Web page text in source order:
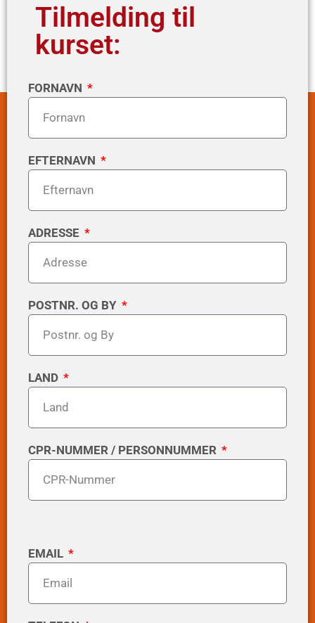
Tilmelding til
kurset:
FORNAVN
EFTERNAVN
ADRESSE
POSTNR. OG BY
LAND
CPR-NUMMER / PERSONNUMMER
EMAIL